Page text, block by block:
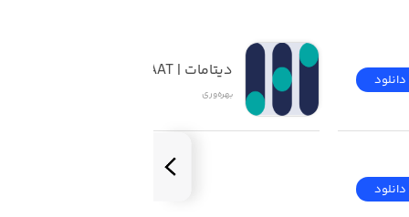
دانلود
دانلود
دیتامات | DATAMAAT
بهره‌وری